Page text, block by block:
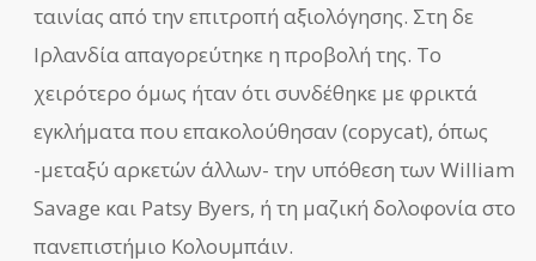
ταινίας από την επιτροπή αξιολόγησης. Στη δε
Ιρλανδία απαγορεύτηκε η προβολή της. Το
χειρότερο όμως ήταν ότι συνδέθηκε με φρικτά
εγκλήματα που επακολούθησαν (copycat), όπως
-μεταξύ αρκετών άλλων- την υπόθεση των William
Savage και Patsy Byers, ή τη μαζική δολοφονία στο
πανεπιστήμιο Κολουμπάιν.